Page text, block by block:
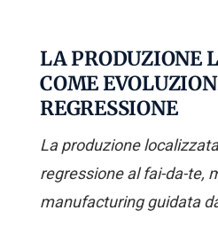
LA PRODUZIONE
COME
REGRESSIONE
La produzione
regressione al fai-da-te,
manufacturing guidata